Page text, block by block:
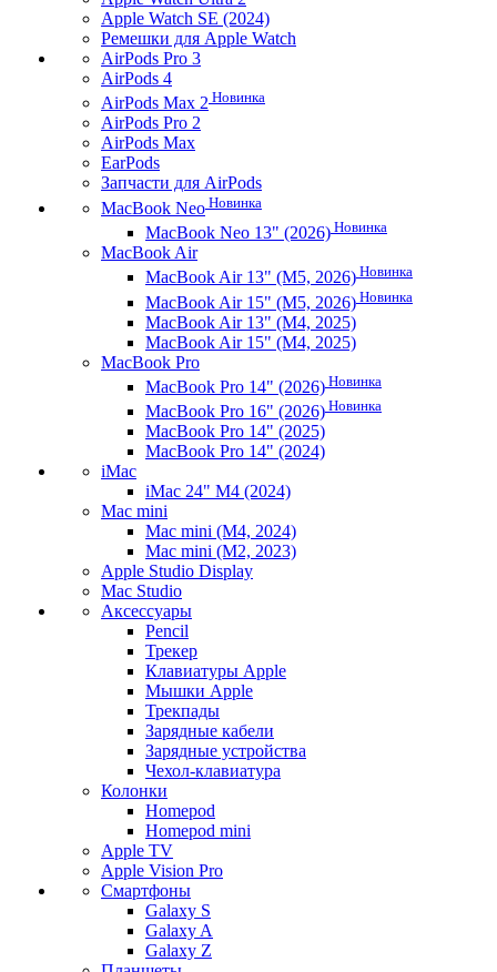
Apple Watch SE (2024)
Ремешки для Apple Watch
AirPods Pro 3
AirPods 4
AirPods Max 2 Новинка
AirPods Pro 2
AirPods Max
EarPods
Запчасти для AirPods
MacBook Neo Новинка
MacBook Neo 13" (2026) Новинка
MacBook Air
MacBook Air 13" (M5, 2026) Новинка
MacBook Air 15" (M5, 2026) Новинка
MacBook Air 13" (M4, 2025)
MacBook Air 15" (M4, 2025)
MacBook Pro
MacBook Pro 14" (2026) Новинка
MacBook Pro 16" (2026) Новинка
MacBook Pro 14" (2025)
MacBook Pro 14" (2024)
iMac
iMac 24" M4 (2024)
Mac mini
Mac mini (M4, 2024)
Mac mini (M2, 2023)
Apple Studio Display
Mac Studio
Аксессуары
Pencil
Трекер
Клавиатуры Apple
Мышки Apple
Трекпады
Зарядные кабели
Зарядные устройства
Чехол-клавиатура
Колонки
Homepod
Homepod mini
Apple TV
Apple Vision Pro
Смартфоны
Galaxy S
Galaxy A
Galaxy Z